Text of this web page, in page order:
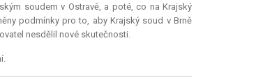
soudem v Ostravě, a poté, co na Krajský
podmínky pro to, aby Krajský soud v Brně
nesdělil nové skutečnosti.